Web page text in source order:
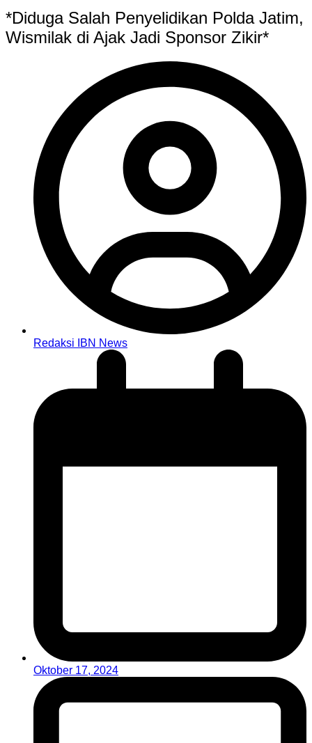
*Diduga Salah Penyelidikan Polda Jatim,
Wismilak di Ajak Jadi Sponsor Zikir*
Redaksi IBN News
Oktober 17, 2024